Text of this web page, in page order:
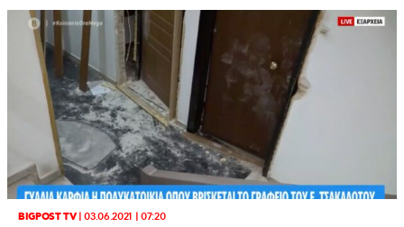
BIGPOST TV|03.06.2021 | 07:20